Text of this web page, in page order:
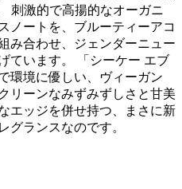
刺激的で高揚的なオーガニ
ノートを、ブルーティーアコ
み合わせ、ジェンダーニュー
ています。 「シーケー エブ
環境に優しい、ヴィーガン
リーンなみずみずしさと甘美
エッジを併せ持つ、まさに新
グランスなのです。